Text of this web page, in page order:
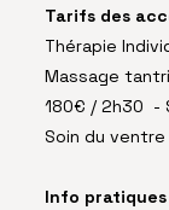
Tarifs des
Thérapie
Massage
180€ / 2h30 -
Soin du ventre
Info pratiques